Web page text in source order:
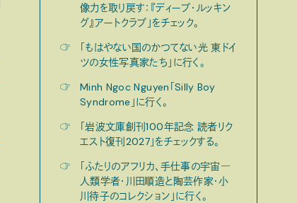
像力を取り戻す：『ディープ・ルッキン
グ』アートクラブ」をチェック。
☞
「もはやない国のかつてない光 東ドイ
ツの女性写真家たち」に行く。
☞
Minh Ngoc Nguyen「Silly Boy
Syndrome」に行く。
☞
「岩波文庫創刊100年記念 読者リク
エスト復刊2027」をチェックする。
☞
「ふたりのアフリカ、手仕事の宇宙―
人類学者・川田順造と陶芸作家・小
川待子のコレクション」に行く。